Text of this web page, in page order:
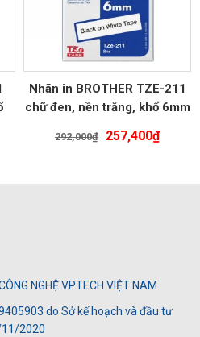
Nhãn in BROTHER TZE-211
chữ đen, nền trắng, khổ 6mm
292,000₫
Giá
257,400₫Giá
NGHỆ VPTECH VIỆT NAM
do Sở kế hoạch và đầu tư
11/2020